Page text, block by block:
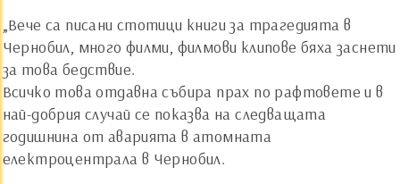
„Вече са писани стотици книги за трагедията в
Чернобил, много филми, филмови клипове бяха заснети
за това бедствие.
Всичко това отдавна събира прах по рафтовете и в
най-добрия случай се показва на следващата
годишнина от аварията в атомната
електроцентрала в Чернобил.